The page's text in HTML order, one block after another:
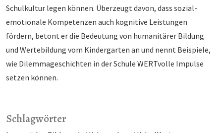
Schlagwörter
Schulkultur legen können. Überzeugt davon, dass sozial-
emotionale Kompetenzen auch kognitive Leistungen
fördern, betont er die Bedeutung von humanitärer Bildung
und Wertebildung vom Kindergarten an und nennt Beispiele,
wie Dilemmageschichten in der Schule WERTvolle Impulse
setzen können.